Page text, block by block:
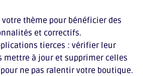
votre thème pour bénéficier des
et correctifs.
tierces : vérifier leur
mettre à jour et supprimer celles
ne pas ralentir votre boutique.